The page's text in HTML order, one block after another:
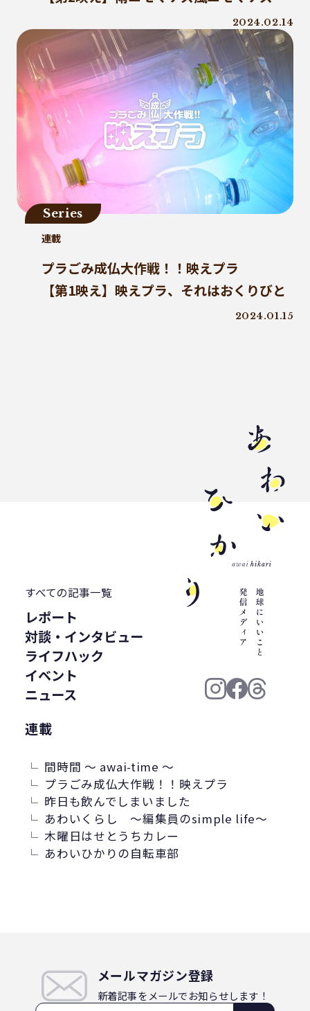
2024.02.14
Series
連載
プラごみ成仏大作戦！！映えプラ
【第1映え】映えプラ、それはおくりびと
2024.01.15
すべての記事一覧
レポート
対談・インタビュー
ライフハック
イベント
ニュース
連載
間時間 ～ awai-time ～
プラごみ成仏大作戦！！映えプラ
昨日も飲んでしまいました
あわいくらし ～編集員のsimple life～
木曜日はせとうちカレー
あわいひかりの自転車部
メールマガジン登録
新着記事をメールでお知らせします！